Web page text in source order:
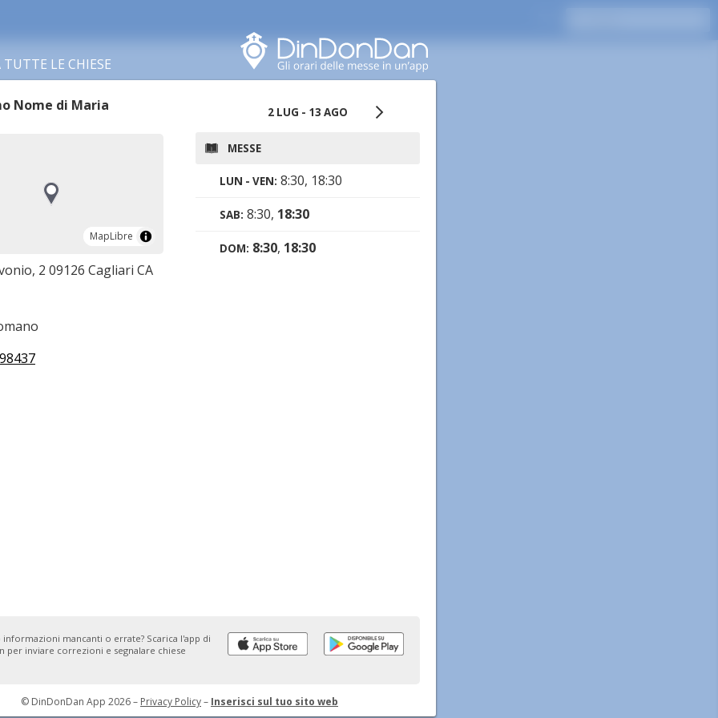
LE CHIESE
Nome di Maria
MapLibre
MapLibre
2 09126 Cagliari CA
2 LUG - 13 AGO
MESSE
LUN - VEN: 8:30, 18:30
SAB: 8:30, 18:30
DOM: 8:30, 18:30
informazioni mancanti o errate? Scarica l'app di
per inviare correzioni e segnalare chiese
© DinDonDan App 2026 – Privacy Policy– Inserisci sul tuo sito web